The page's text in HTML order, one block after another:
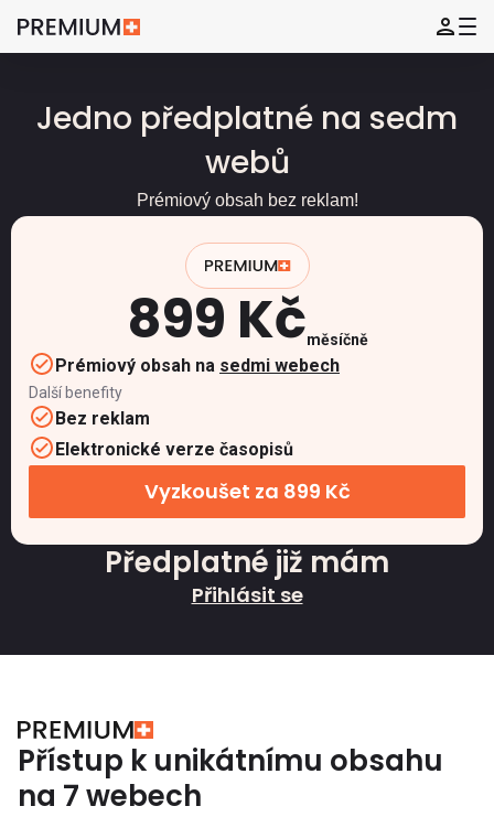
Jedno předplatné na sedm
webů
Prémiový obsah bez reklam!
899 Kčměsíčně
Prémiový obsah na sedmi webech
Další benefity
Bez reklam
Elektronické verze časopisů
Vyzkoušet za 899 Kč
Předplatné již mám
Přihlásit se
Přístup k unikátnímu obsahu
na 7 webech